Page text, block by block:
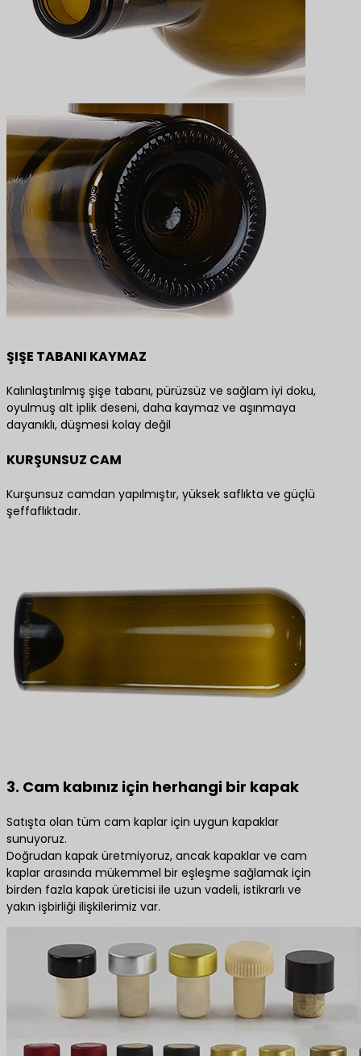
ŞIŞE TABANI KAYMAZ
Kalınlaştırılmış şişe tabanı, pürüzsüz ve sağlam iyi doku,
oyulmuş alt iplik deseni, daha kaymaz ve aşınmaya
dayanıklı, düşmesi kolay değil
KURŞUNSUZ CAM
Kurşunsuz camdan yapılmıştır, yüksek saflıkta ve güçlü
şeffaflıktadır.
3. Cam kabınız için herhangi bir kapak
Satışta olan tüm cam kaplar için uygun kapaklar
sunuyoruz.
Doğrudan kapak üretmiyoruz, ancak kapaklar ve cam
kaplar arasında mükemmel bir eşleşme sağlamak için
birden fazla kapak üreticisi ile uzun vadeli, istikrarlı ve
yakın işbirliği ilişkilerimiz var.